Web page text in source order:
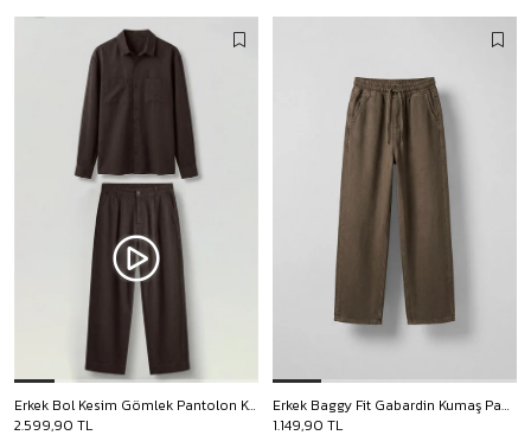
Erkek Bol Kesim Gömlek Pantolon Keten İkili Takım Kahverengi
2.599,90 TL
Erkek Baggy Fit Gabardin Kumaş Pantolon Kahverengi
1.149,90 TL